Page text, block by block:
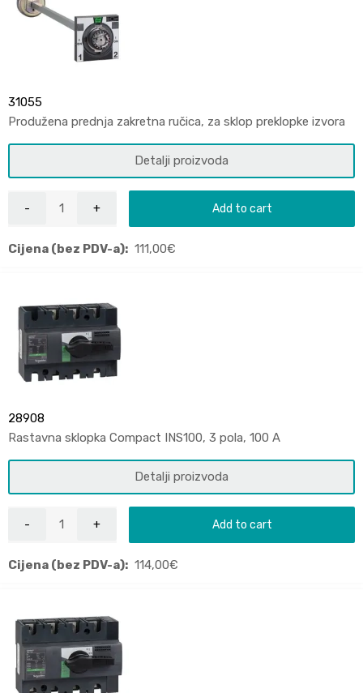
31055
Produžena prednja zakretna ručica, za sklop preklopke izvora
Detalji proizvoda
Add to cart
Cijena (bez PDV-a): 111,00€
28908
Rastavna sklopka Compact INS100, 3 pola, 100 A
Detalji proizvoda
Add to cart
Cijena (bez PDV-a): 114,00€